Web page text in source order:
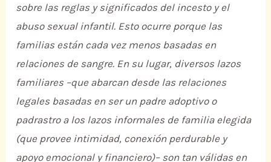
sobre las reglas y significados del incesto y el
abuso sexual infantil. Esto ocurre porque las
familias están cada vez menos basadas en
relaciones de sangre. En su lugar, diversos lazos
familiares –que abarcan desde las relaciones
legales basadas en ser un padre adoptivo o
padrastro a los lazos informales de familia elegida
(que provee intimidad, conexión perdurable y
apoyo emocional y financiero)– son tan válidas en